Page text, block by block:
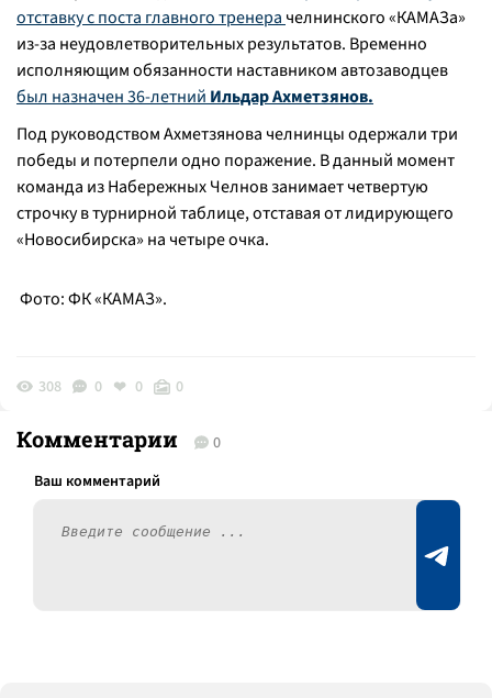
отставку с поста главного тренера челнинского «КАМАЗа»
из-за неудовлетворительных результатов. Временно
исполняющим обязанности наставником автозаводцев
был назначен 36-летний Ильдар Ахметзянов.
Под руководством Ахметзянова челнинцы одержали три
победы и потерпели одно поражение. В данный момент
команда из Набережных Челнов занимает четвертую
строчку в турнирной таблице, отставая от лидирующего
«Новосибирска» на четыре очка.
Фото: ФК «КАМАЗ».
308 0 0 0
Комментарии 0